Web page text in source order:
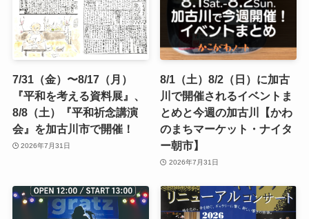
7/31（金）〜8/17（月）
『平和を考える資料展』、
8/8（土）『平和祈念講演
会』を加古川市で開催！
2026年7月31日
8/1（土）8/2（日）に加古
川で開催されるイベントま
とめと今週の加古川【かわ
のまちマーケット・ナイタ
ー朝市】
2026年7月31日